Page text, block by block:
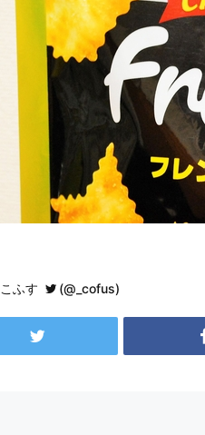
こふす (@_cofus)